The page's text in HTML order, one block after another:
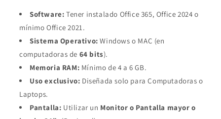
Software: Tener instalado Office 365, Office 2024 o
mínimo Office 2021.
Sistema Operativo: Windows o MAC (en
computadoras de 64 bits).
Memoria RAM: Mínimo de 4 a 6 GB.
Uso exclusivo: Diseñada solo para Computadoras o
Laptops.
Pantalla: Utilizar un Monitor o Pantalla mayor o